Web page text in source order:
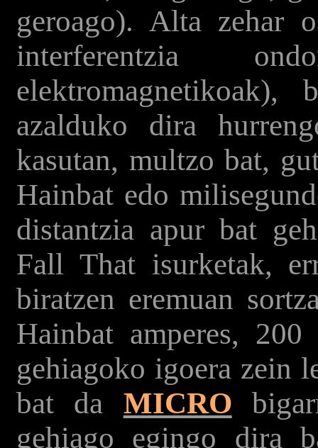
geroago). Alta zehar
interferentzia
azalduko dira
kasutan, multzo bat,
Hainbat edo
distantzia apur bat
Fall That isurketak,
biratzen eremuan
Hainbat amperes,
gehiagoko igoera zein
bat da MICRO
gehiago egingo dira